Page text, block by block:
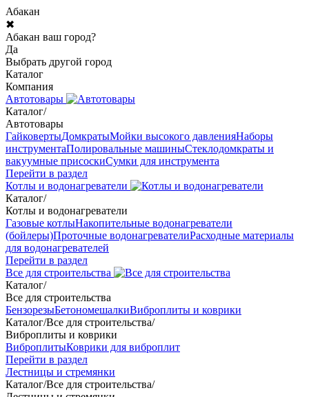
Абакан
✖
Абакан ваш город?
Да
Выбрать другой город
Каталог
Компания
Автотовары
Каталог/
Автотовары
ГайковертыДомкратыМойки высокого давленияНаборы
инструментаПолировальные машиныСтеклодомкраты и
вакуумные присоскиСумки для инструмента
Перейти в раздел
Котлы и водонагреватели
Каталог/
Котлы и водонагреватели
Газовые котлыНакопительные водонагреватели
(бойлеры)Проточные водонагревателиРасходные материалы
для водонагревателей
Перейти в раздел
Все для строительства
Каталог/
Все для строительства
БензорезыБетономешалкиВиброплиты и коврики
Каталог/Все для строительства/
Виброплиты и коврики
ВиброплитыКоврики для виброплит
Перейти в раздел
Лестницы и стремянки
Каталог/Все для строительства/